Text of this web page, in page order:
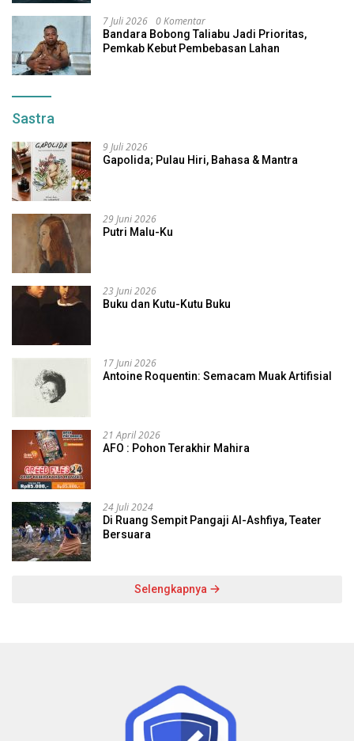
7 Juli 2026 0 Komentar
Bandara Bobong Taliabu Jadi Prioritas,
Pemkab Kebut Pembebasan Lahan
Sastra
9 Juli 2026
Gapolida; Pulau Hiri, Bahasa & Mantra
29 Juni 2026
Putri Malu-Ku
23 Juni 2026
Buku dan Kutu-Kutu Buku
17 Juni 2026
Antoine Roquentin: Semacam Muak Artifisial
21 April 2026
AFO : Pohon Terakhir Mahira
24 Juli 2024
Di Ruang Sempit Pangaji Al-Ashfiya, Teater
Bersuara
Selengkapnya